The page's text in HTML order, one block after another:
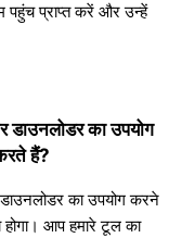
पहुंच प्राप्त करें और उन्हें
डाउनलोडर का उपयोग
हैं?
का उपयोग करने
आप हमारे टूल का